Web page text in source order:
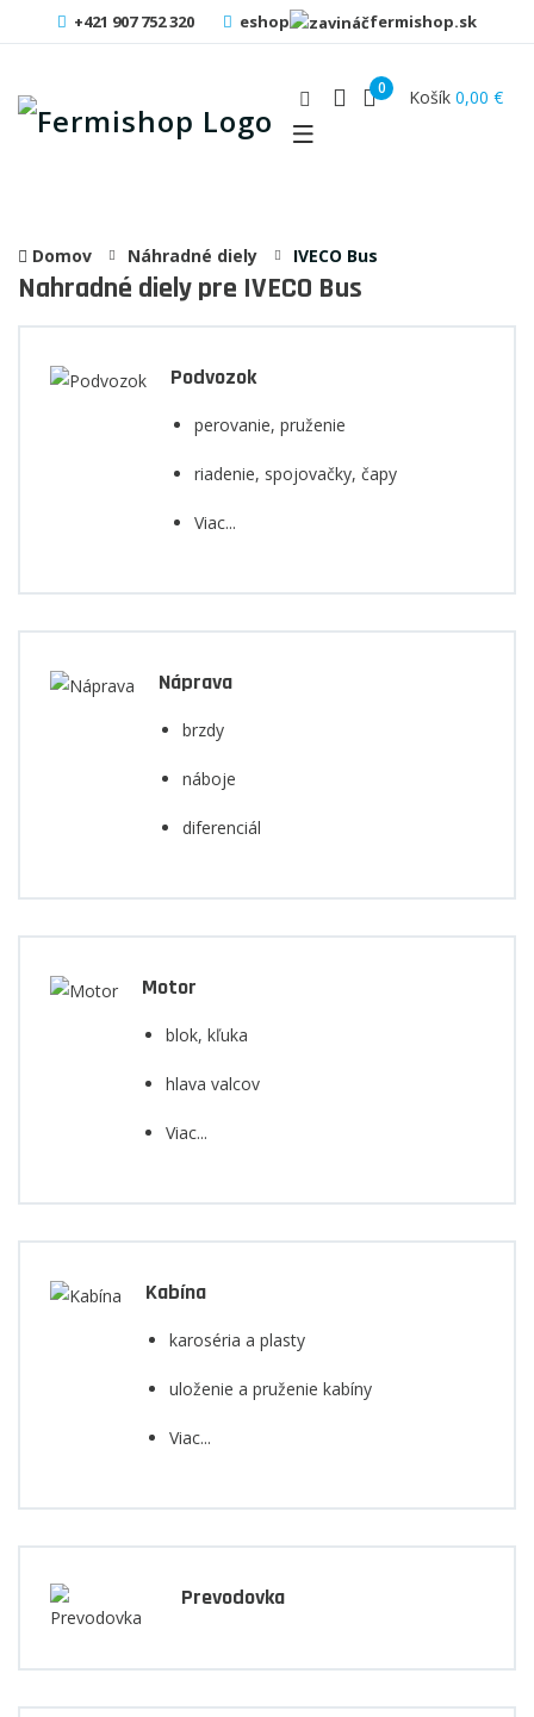
+421 907 752 320 eshop fermishop.sk
0 Košík 0,00 €
Domov Náhradné diely IVECO Bus
Nahradné diely pre IVECO Bus
Podvozok
perovanie, pruženie
riadenie, spojovačky, čapy
Viac...
Náprava
brzdy
náboje
diferenciál
Motor
blok, kľuka
hlava valcov
Viac...
Kabína
karoséria a plasty
uloženie a pruženie kabíny
Viac...
Prevodovka